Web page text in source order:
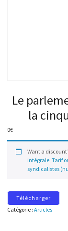
Le
la
0€
Want a
intégrale, Tarif
syndicalistes
Télécharger
Catégorie : Articles